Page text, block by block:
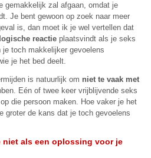
gemakkelijk zal afgaan, omdat je
Je bent gewoon op zoek naar meer
is, dan moet ik je wel vertellen dat
reactie plaatsvindt als je seks
je toch makkelijker gevoelens
je het bed deelt.
is natuurlijk om niet te vaak met
Eén of twee keer vrijblijvende seks
die persoon maken. Hoe vaker je het
groter de kans dat je toch gevoelens
niet als een oplossing voor je